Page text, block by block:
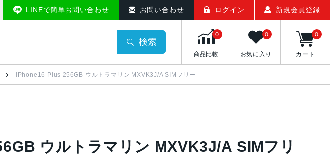
ケットLINEで簡単お問い合わせ お問い合わせ ログイン 新規会員登録
検索
商品比較
0
お気に入り
0
カート
0
iPhone16 Plus 256GB ウルトラマリン MXVK3J/A SIMフリー
ウルトラマリン MXVK3J/A SIMフリ